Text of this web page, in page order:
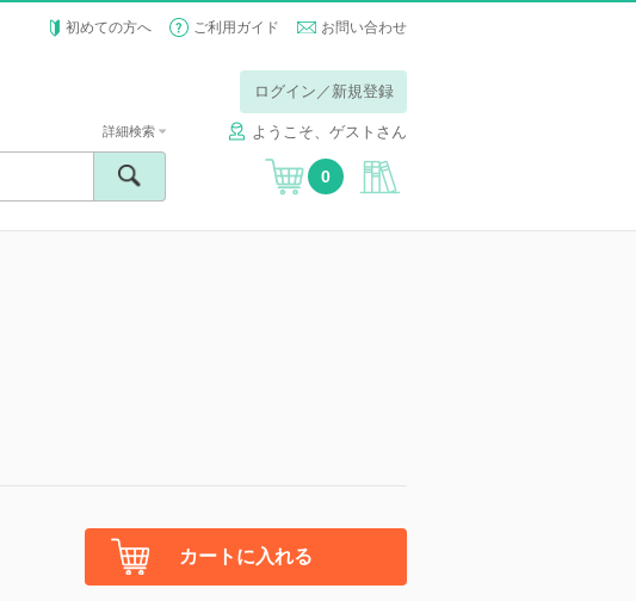
初めての方へ ご利用ガイド お問い合わせ
ログイン／新規登録
ようこそ、ゲストさん
詳細検索
0
カートに入れる